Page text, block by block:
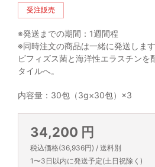
受注販売
※発送までの期間：1週間程
※同時注文の商品は一緒に発送します
ビフィズス菌と海洋性エラスチンを
タイルへ。
内容量：30包（3g×30包）×3
34,200 円
税込価格(36,936円) / 送料別
1〜3日以内に発送予定(土日祝除く)